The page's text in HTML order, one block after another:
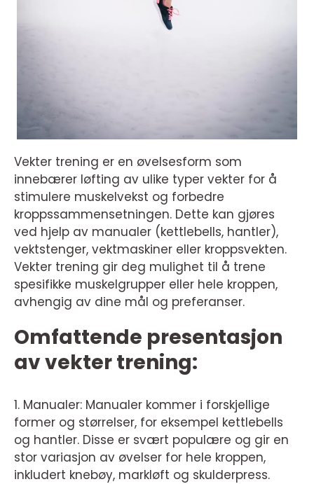
Vekter trening er en øvelsesform som
innebærer løfting av ulike typer vekter for å
stimulere muskelvekst og forbedre
kroppssammensetningen. Dette kan gjøres
ved hjelp av manualer (kettlebells, hantler),
vektstenger, vektmaskiner eller kroppsvekten.
Vekter trening gir deg mulighet til å trene
spesifikke muskelgrupper eller hele kroppen,
avhengig av dine mål og preferanser.
Omfattende presentasjon
av vekter trening:
1. Manualer: Manualer kommer i forskjellige
former og størrelser, for eksempel kettlebells
og hantler. Disse er svært populære og gir en
stor variasjon av øvelser for hele kroppen,
inkludert knebøy, markløft og skulderpress.